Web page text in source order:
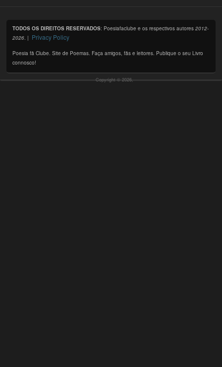
TODOS OS DIREITOS RESERVADOS: Poesiafaclube e os respectivos autores2012-
2026. | Privacy Policy
Poesia fã Clube. Site de Poemas. Faça amigos, fãs e leitores. Publique o seu Livro
connosco!
Copyright © 2026,